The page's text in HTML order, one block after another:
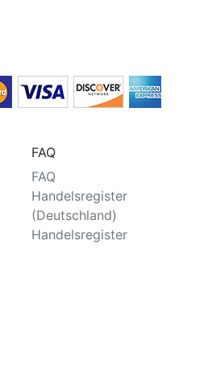
FAQ
FAQ
Handelsregister
(Deutschland)
Handelsregister